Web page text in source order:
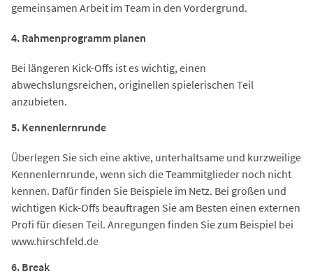
gemeinsamen Arbeit im Team in den Vordergrund.
4. Rahmenprogramm planen
Bei längeren Kick-Offs ist es wichtig, einen
abwechslungsreichen, originellen spielerischen Teil
anzubieten.
5. Kennenlernrunde
Überlegen Sie sich eine aktive, unterhaltsame und kurzweilige
Kennenlernrunde, wenn sich die Teammitglieder noch nicht
kennen. Dafür finden Sie Beispiele im Netz. Bei großen und
wichtigen Kick-Offs beauftragen Sie am Besten einen externen
Profi für diesen Teil. Anregungen finden Sie zum Beispiel bei
www.hirschfeld.de
6. Break